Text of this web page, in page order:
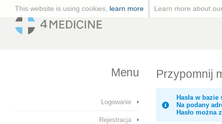
Przypomnij
Hasła w
Na podany
Hasło można
Menu
Logowanie
Rejestracja
This website is using cookies, learn more Learn more about